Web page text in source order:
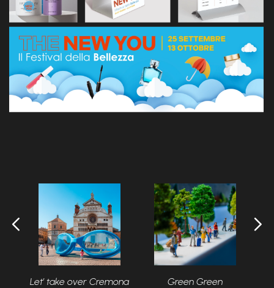
Let’ take over Cremona Green Green